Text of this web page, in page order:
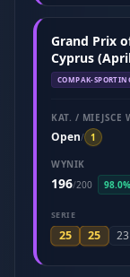
Grand Prix
Cyprus
COMPAK-
KAT. / MIEJSCE
Open/ 1
WYNIK
196/200 98.0%
SERIE
25 25 23